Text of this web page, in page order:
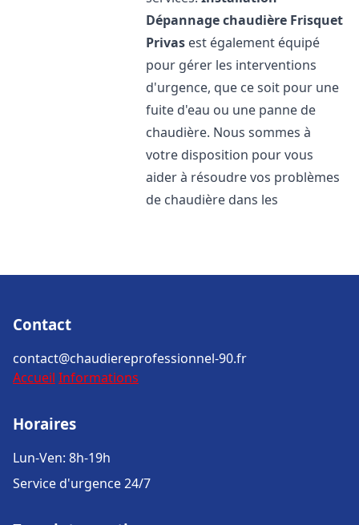
Dépannage chaudière Frisquet
Privas est également équipé
pour gérer les interventions
d'urgence, que ce soit pour une
fuite d'eau ou une panne de
chaudière. Nous sommes à
votre disposition pour vous
aider à résoudre vos problèmes
de chaudière dans les
Contact
contact@chaudiereprofessionnel-90.fr
Accueil Informations
Horaires
Lun-Ven: 8h-19h
Service d'urgence 24/7